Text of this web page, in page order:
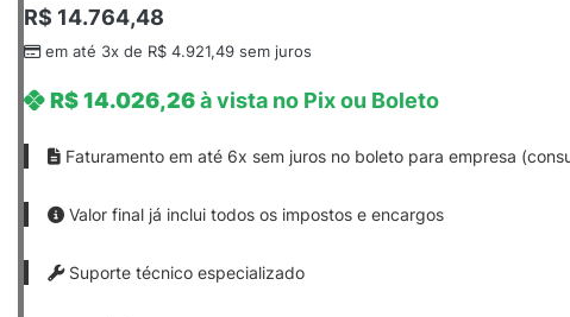
R$ 14.764,48
em até 3x de R$ 4.921,49 sem juros
R$14.026,26à vista no Pix ou Boleto
Faturamento em até 6x sem juros no boleto para empresa
Valor final já inclui todos os impostos e encargos
Suporte técnico especializado